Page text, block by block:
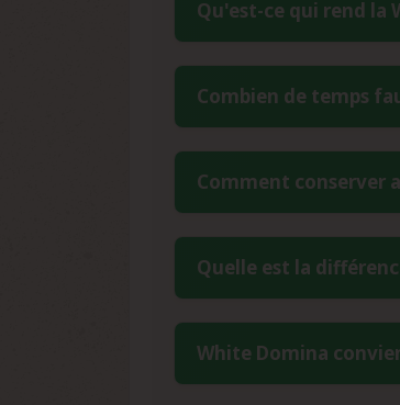
Qu'est-ce qui rend la
du croisement
Combien de temps
pour une indica pure en
Comment conserver
inférieur à 9%. Utilisez
Quelle est la
par une production de
White Domina